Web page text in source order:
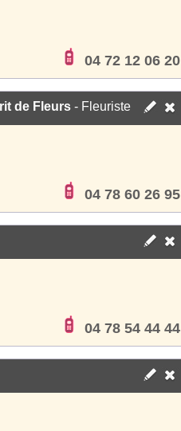
04 72 12 06 20
de Fleurs - Fleuriste
04 78 60 26 95
04 78 54 44 44